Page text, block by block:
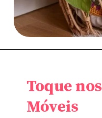
Toque nos
Móveis